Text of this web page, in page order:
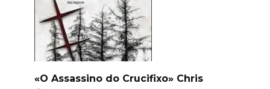
«O Assassino do Crucifixo» Chris